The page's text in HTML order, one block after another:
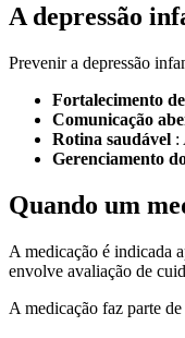
A depressão
Prevenir a depressão
Fortalecimento
Comunicação
Rotina saudável :
Gerenciamento
Quando um
A medicação é indicada
envolve avaliação de
A medicação faz parte